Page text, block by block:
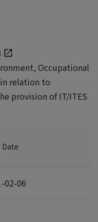
Occupational
relation to
provision of IT/ITES
02-06